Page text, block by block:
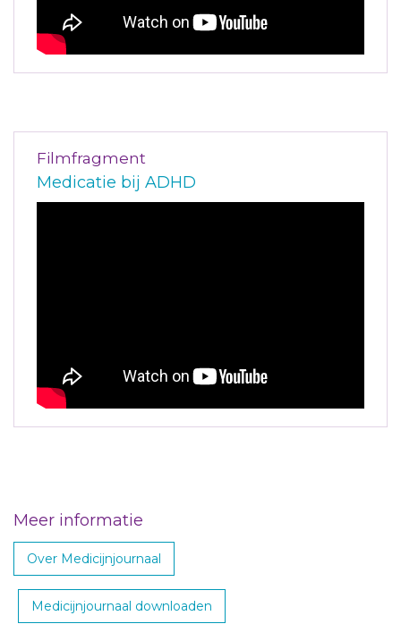
Filmfragment
Medicatie bij ADHD
Meer informatie
Over Medicijnjournaal
Medicijnjournaal downloaden